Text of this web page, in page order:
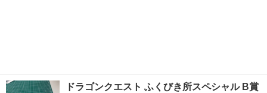
ドラゴンクエスト ふくびき所スペシャル B賞